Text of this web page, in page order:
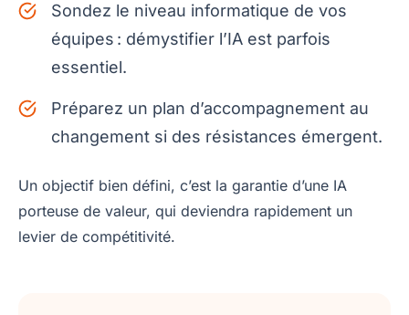
Sondez le niveau informatique de vos
équipes : démystifier l’IA est parfois
essentiel.
Préparez un plan d’accompagnement au
changement si des résistances émergent.
Un objectif bien défini, c’est la garantie d’une IA
porteuse de valeur, qui deviendra rapidement un
levier de compétitivité.